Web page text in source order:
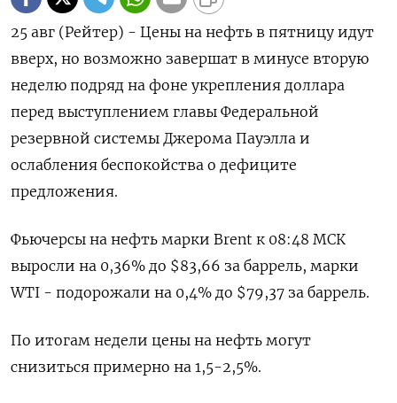
25 авг (Рейтер) - Цены на нефть в пятницу идут
вверх, но возможно завершат в минусе вторую
неделю подряд на фоне укрепления доллара
перед выступлением главы Федеральной
резервной системы Джерома Пауэлла и
ослабления беспокойства о дефиците
предложения.
Фьючерсы на нефть марки Brent к 08:48 МСК
выросли на 0,36% до $83,66 за баррель, марки
WTI - подорожали на 0,4% до $79,37 за баррель.
По итогам недели цены на нефть могут
снизиться примерно на 1,5-2,5%.